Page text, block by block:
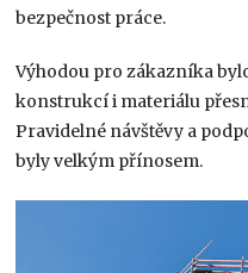
bezpečnost práce.
Výhodou pro zákazníka
konstrukcí i materiálu
Pravidelné návštěvy a
byly velkým přínosem.